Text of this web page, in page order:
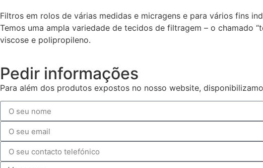
Filtros em rolos de várias medidas e micragens e para vários fins
Temos uma ampla variedade de tecidos de filtragem – o chamado
viscose e polipropileno.
Pedir informações
Para além dos produtos expostos no nosso website,